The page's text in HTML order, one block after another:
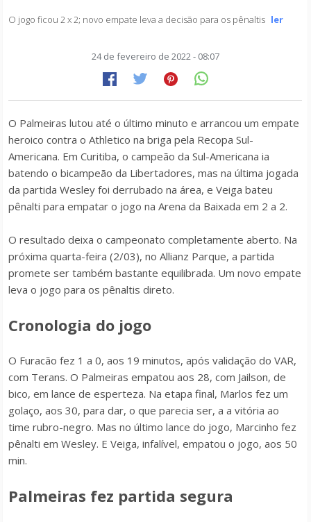
O jogo ficou 2 x 2; novo empate leva a decisão para os pênaltis ler
24 de fevereiro de 2022 - 08:07
O Palmeiras lutou até o último minuto e arrancou um empate
heroico contra o Athletico na briga pela Recopa Sul-
Americana. Em Curitiba, o campeão da Sul-Americana ia
batendo o bicampeão da Libertadores, mas na última jogada
da partida Wesley foi derrubado na área, e Veiga bateu
pênalti para empatar o jogo na Arena da Baixada em 2 a 2.
O resultado deixa o campeonato completamente aberto. Na
próxima quarta-feira (2/03), no Allianz Parque, a partida
promete ser também bastante equilibrada. Um novo empate
leva o jogo para os pênaltis direto.
Cronologia do jogo
O Furacão fez 1 a 0, aos 19 minutos, após validação do VAR,
com Terans. O Palmeiras empatou aos 28, com Jailson, de
bico, em lance de esperteza. Na etapa final, Marlos fez um
golaço, aos 30, para dar, o que parecia ser, a a vitória ao
time rubro-negro. Mas no último lance do jogo, Marcinho fez
pênalti em Wesley. E Veiga, infalível, empatou o jogo, aos 50
min.
Palmeiras fez partida segura